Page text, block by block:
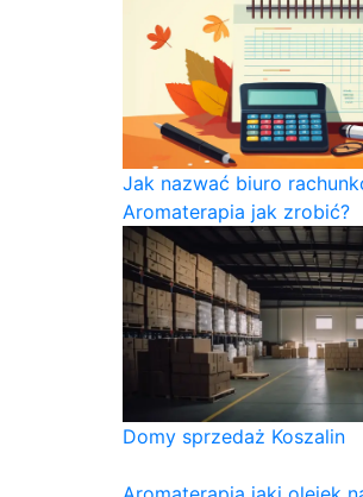
Jak nazwać biuro
Aromaterapia jak zrobić?
Domy sprzedaż Koszalin